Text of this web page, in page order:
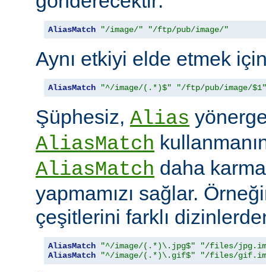
AliasMatch "/image/" "/ftp/pub/image/"
Aynı etkiyi elde etmek
AliasMatch "^/image/(.*)$" "/ftp/pub/image/$1"
Şüphesiz, Alias
AliasMatch
AliasMatch daha
yapmamızı sağlar.
çeşitlerini farklı
AliasMatch "^/image/(.*)\.jpg$"
"/files/
AliasMatch
"^/image/(.*)\.gif$" "/files/